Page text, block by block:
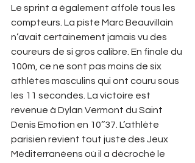
Le sprint a également affolé tous les
compteurs. La piste Marc Beauvillain
n’avait certainement jamais vu des
coureurs de si gros calibre. En finale du
100m, ce ne sont pas moins de six
athlètes masculins qui ont couru sous
les 11 secondes. La victoire est
revenue à Dylan Vermont du Saint
Denis Emotion en 10’’37. L’athlète
parisien revient tout juste des Jeux
Méditerranéens où il a décroché le